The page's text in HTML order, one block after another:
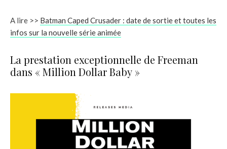
A lire >> Batman Caped Crusader : date de sortie et toutes les
infos sur la nouvelle série animée
La prestation exceptionnelle de Freeman
dans « Million Dollar Baby »